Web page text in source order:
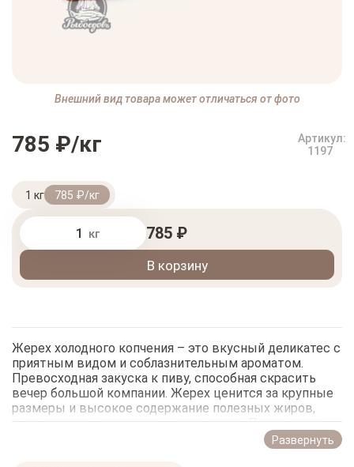
Внешний вид товара может отличаться от фото
785 ₽/кг
Артикул:
1197
1 кг 785 ₽/кг
кг 785 ₽
В корзину
Жерех холодного копчения – это вкусный деликатес с
приятным видом и соблазнительным ароматом.
Превосходная закуска к пиву, способная скрасить
вечер большой компании. Жерех ценится за крупные
размеры и высокое содержание полезных жиров,
аминокислот, минералов и витаминов. По вкусу его
часто сравнивают с мясом лососевых пород.
Правильно закопченная рыба не накапливает
Развернуть